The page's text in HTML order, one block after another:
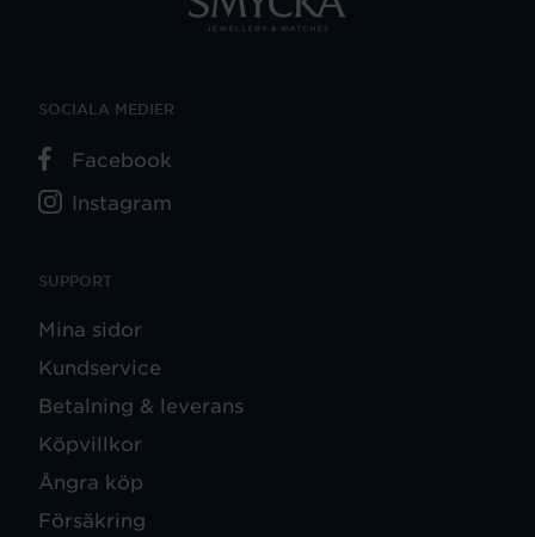
SUPPORT
Mina sidor
Kundservice
Betalning & leverans
Köpvillkor
Ångra köp
Försäkring
SOCIALA MEDIER
Facebook
Instagram